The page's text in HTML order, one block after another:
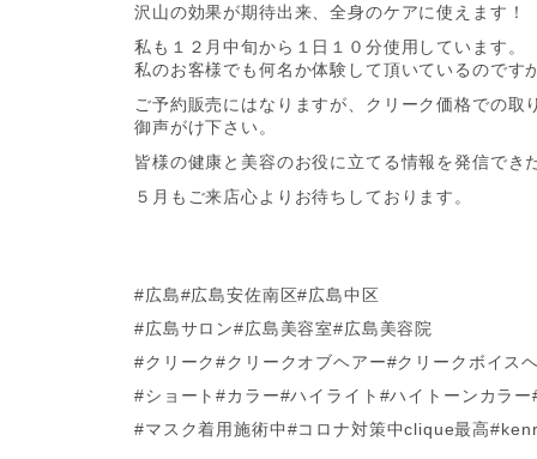
沢山の効果が期待出来、全身のケアに使えます！
私も１２月中旬から１日１０分使用しています。
私のお客様でも何名か体験して頂いているので
ご予約販売にはなりますが、クリーク価格での
御声がけ下さい。
皆様の健康と美容のお役に立てる情報を発信でき
５月もご来店心よりお待ちしております。
#広島#広島安佐南区#広島中区
#広島サロン#広島美容室#広島美容院
#クリーク#クリークオブヘアー#クリークボイス
#ショート#カラー#ハイライト#ハイトーンカラ
#マスク着用施術中#コロナ対策中clique最高